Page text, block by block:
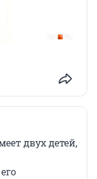
двух детей,